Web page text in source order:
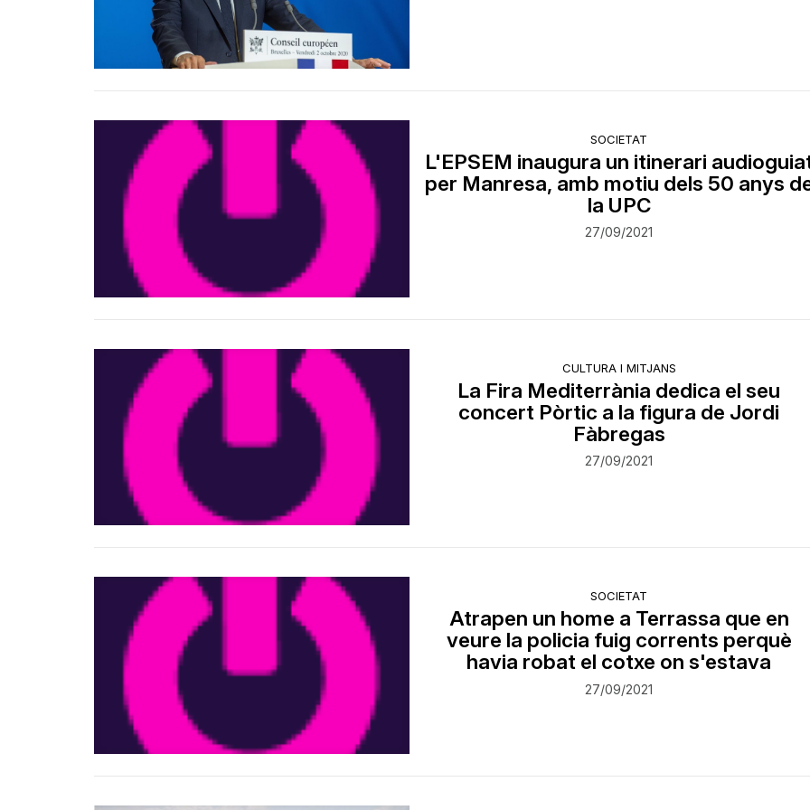
SOCIETAT
L'EPSEM inaugura un itinerari
per Manresa, amb motiu dels 50 anys
la UPC
27/09/2021
CULTURA I MITJANS
La Fira Mediterrània dedica el seu
concert Pòrtic a la figura de Jordi
Fàbregas
27/09/2021
SOCIETAT
Atrapen un home a Terrassa que en
veure la policia fuig corrents perquè
havia robat el cotxe on s'estava
27/09/2021